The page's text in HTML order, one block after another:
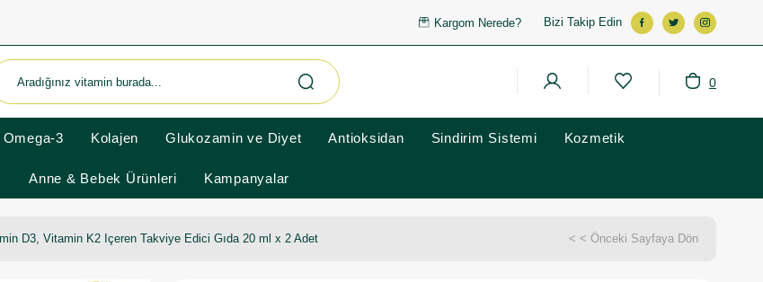
Kargom Nerede? Bizi Takip Edin
0
Omega-3 Kolajen Glukozamin ve Diyet Antioksidan Sindirim Sistemi Kozmetik
Anne & Bebek Ürünleri Kampanyalar
D3, Vitamin K2 Içeren Takviye Edici Gıda 20 ml x 2 Adet < < Önceki Sayfaya Dön